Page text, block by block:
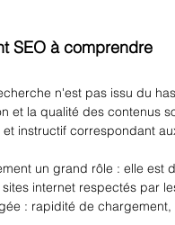
SEO à comprendre
n'est pas issu du
et la qualité des contenus
instructif correspondant
un grand rôle : elle est
internet respectés par
: rapidité de